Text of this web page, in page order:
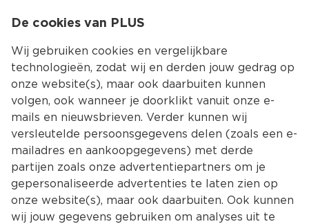
Kies jouw
De cookies van PLUS
Wij gebruiken cookies en vergelijkbare
technologieën, zodat wij en derden jouw gedrag op
onze website(s), maar ook daarbuiten kunnen
volgen, ook wanneer je doorklikt vanuit onze e-
mails en nieuwsbrieven. Verder kunnen wij
versleutelde persoonsgegevens delen (zoals een e-
mailadres en aankoopgegevens) met derde
partijen zoals onze advertentiepartners om je
gepersonaliseerde advertenties te laten zien op
onze website(s), maar ook daarbuiten. Ook kunnen
wij jouw gegevens gebruiken om analyses uit te